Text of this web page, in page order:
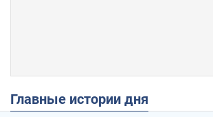
Главные истории дня